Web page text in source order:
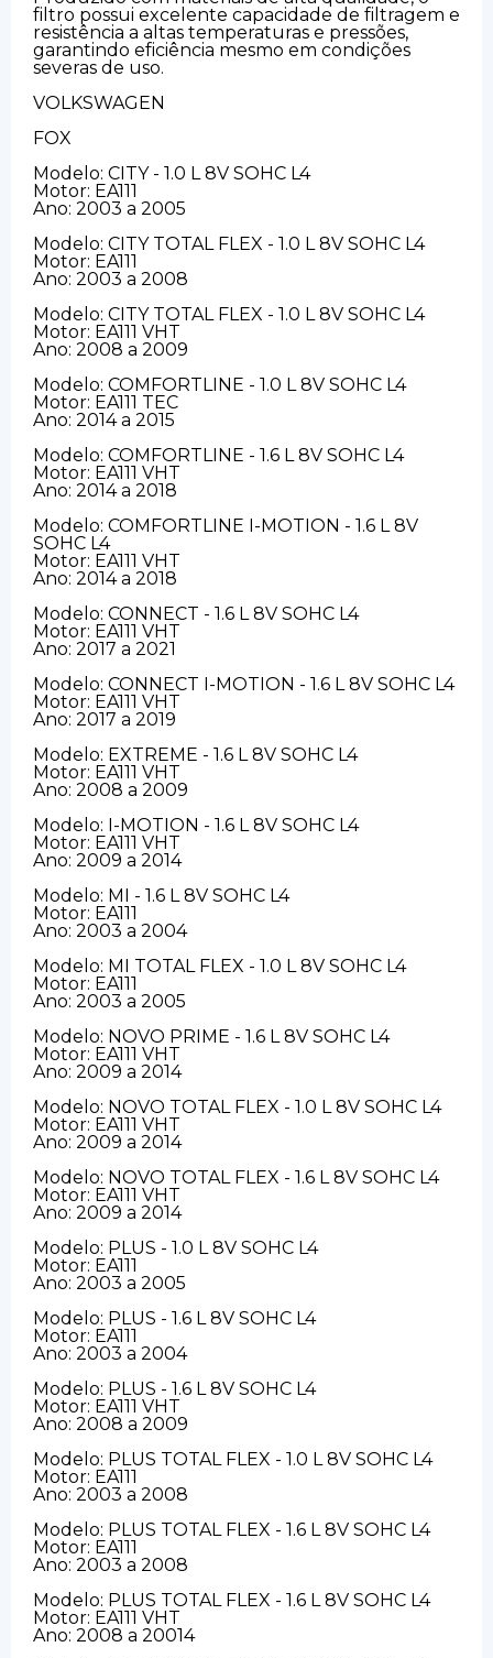
filtro possui excelente capacidade de filtragem e
resistência a altas temperaturas e pressões,
garantindo eficiência mesmo em condições
severas de uso.
VOLKSWAGEN
FOX
Modelo: CITY - 1.0 L 8V SOHC L4
Motor: EA111
Ano: 2003 a 2005
Modelo: CITY TOTAL FLEX - 1.0 L 8V SOHC L4
Motor: EA111
Ano: 2003 a 2008
Modelo: CITY TOTAL FLEX - 1.0 L 8V SOHC L4
Motor: EA111 VHT
Ano: 2008 a 2009
Modelo: COMFORTLINE - 1.0 L 8V SOHC L4
Motor: EA111 TEC
Ano: 2014 a 2015
Modelo: COMFORTLINE - 1.6 L 8V SOHC L4
Motor: EA111 VHT
Ano: 2014 a 2018
Modelo: COMFORTLINE I-MOTION - 1.6 L 8V
SOHC L4
Motor: EA111 VHT
Ano: 2014 a 2018
Modelo: CONNECT - 1.6 L 8V SOHC L4
Motor: EA111 VHT
Ano: 2017 a 2021
Modelo: CONNECT I-MOTION - 1.6 L 8V SOHC L4
Motor: EA111 VHT
Ano: 2017 a 2019
Modelo: EXTREME - 1.6 L 8V SOHC L4
Motor: EA111 VHT
Ano: 2008 a 2009
Modelo: I-MOTION - 1.6 L 8V SOHC L4
Motor: EA111 VHT
Ano: 2009 a 2014
Modelo: MI - 1.6 L 8V SOHC L4
Motor: EA111
Ano: 2003 a 2004
Modelo: MI TOTAL FLEX - 1.0 L 8V SOHC L4
Motor: EA111
Ano: 2003 a 2005
Modelo: NOVO PRIME - 1.6 L 8V SOHC L4
Motor: EA111 VHT
Ano: 2009 a 2014
Modelo: NOVO TOTAL FLEX - 1.0 L 8V SOHC L4
Motor: EA111 VHT
Ano: 2009 a 2014
Modelo: NOVO TOTAL FLEX - 1.6 L 8V SOHC L4
Motor: EA111 VHT
Ano: 2009 a 2014
Modelo: PLUS - 1.0 L 8V SOHC L4
Motor: EA111
Ano: 2003 a 2005
Modelo: PLUS - 1.6 L 8V SOHC L4
Motor: EA111
Ano: 2003 a 2004
Modelo: PLUS - 1.6 L 8V SOHC L4
Motor: EA111 VHT
Ano: 2008 a 2009
Modelo: PLUS TOTAL FLEX - 1.0 L 8V SOHC L4
Motor: EA111
Ano: 2003 a 2008
Modelo: PLUS TOTAL FLEX - 1.6 L 8V SOHC L4
Motor: EA111
Ano: 2003 a 2008
Modelo: PLUS TOTAL FLEX - 1.6 L 8V SOHC L4
Motor: EA111 VHT
Ano: 2008 a 20014